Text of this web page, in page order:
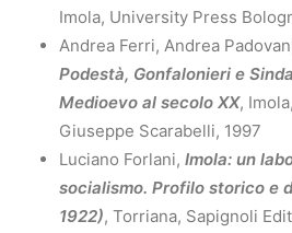
Imola, University Press
Andrea Ferri, Andrea
Podestà, Gonfalonieri e
Medioevo al secolo XX,
Giuseppe Scarabelli, 1997
Luciano Forlani, Imola: un
socialismo. Profilo storico e
1922), Torriana, Sapignoli